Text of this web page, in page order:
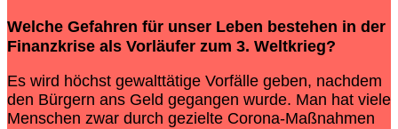
Welche Gefahren für unser Leben bestehen in der
Finanzkrise als Vorläufer zum 3. Weltkrieg?
Es wird höchst gewalttätige Vorfälle geben, nachdem
den Bürgern ans Geld gegangen wurde. Man hat viele
Menschen zwar durch gezielte Corona-Maßnahmen